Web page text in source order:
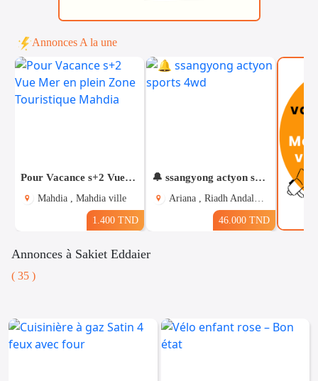
Voitures
Annonces A la une
Pour Vacance s+2 Vue Mer en plein Zone Touristique Mahdia
Mahdia , Mahdia ville
1.400 TND
🔔 ssangyong actyon sports 4wd
Ariana , Riadh Andalous
46.000 TND
Annonces à Sakiet Eddaier
( 35 )